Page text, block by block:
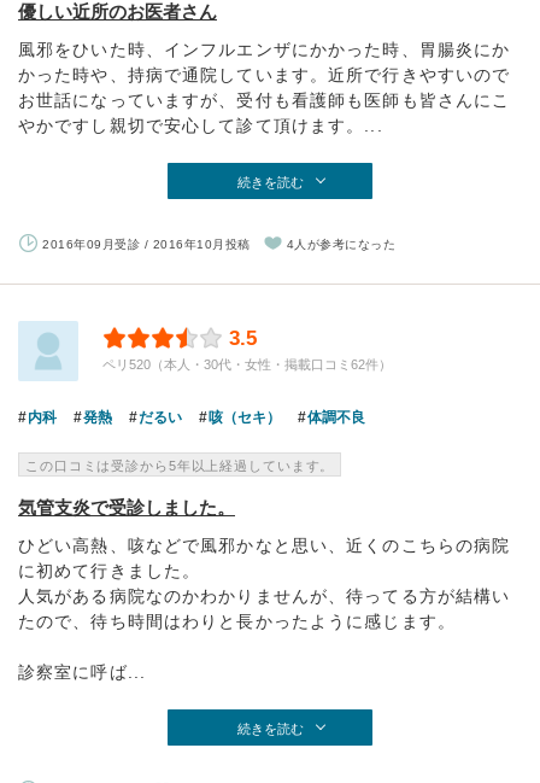
優しい近所のお医者さん
風邪をひいた時、インフルエンザにかかった時、胃腸炎にか
かった時や、持病で通院しています。近所で行きやすいので
お世話になっていますが、受付も看護師も医師も皆さんにこ
やかですし親切で安心して診て頂けます。...
続きを読む
2016年09月受診 / 2016年10月投稿 4人が参考になった
3.5
ペリ520（本人・30代・女性・掲載口コミ62件）
内科 発熱 だるい 咳（セキ） 体調不良
この口コミは受診から5年以上経過しています。
気管支炎で受診しました。
ひどい高熱、咳などで風邪かなと思い、近くのこちらの病院
に初めて行きました。
人気がある病院なのかわかりませんが、待ってる方が結構い
たので、待ち時間はわりと長かったように感じます。
診察室に呼ば...
続きを読む